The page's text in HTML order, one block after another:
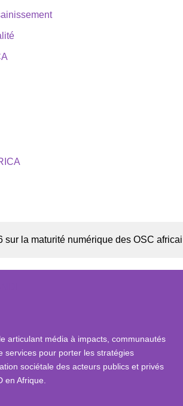
maturité numérique des OSC africaines
articulant média à impacts, communautés
services pour porter les stratégies
sociétale des acteurs publics et privés
en Afrique.